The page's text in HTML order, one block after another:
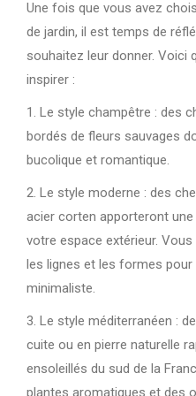
Une fois que vous avez
de jardin, il est temps de
souhaitez leur donner. Voici
inspirer :
1. Le style champêtre : des
bordés de fleurs sauvages
bucolique et romantique.
2. Le style moderne : des
acier corten apporteront
votre espace extérieur.
les lignes et les formes
minimaliste.
3. Le style méditerranéen :
cuite ou en pierre naturelle
ensoleillés du sud de la
plantes aromatiques et des